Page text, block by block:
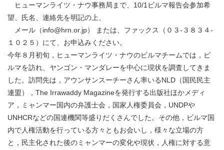
ヒューマンライツ・ナウ事務局まで、10/1ビルマ報告会参加希
望、氏名、連絡先を明記の上、
メール（info@hrn.or.jp） または、ファックス（０３-３８３４-
１０２５）にて、お申込みください。
今年８月初旬，ヒューマンライツ・ナウのビルマチームでは，ビ
ルマを訪れ、ヤンゴン・マンダレーを中心に現状を調査してきま
した。訪問先は，アウンサンスーチーさん率いるNLD（国民民主
連盟），The Irrawaddy Magazineを発行する出版社ほかメディ
ア，ミャンマー国内の弁護士会，国家人権委員会，UNDPや
UNHCRなどの国連機関等盛りだくさんでした。その他，ビルマ国
内で人権活動を行っている方々ともお会いし，様々な立場の方
と，民主化された後のミャンマーの変化や現状，人権に対する意